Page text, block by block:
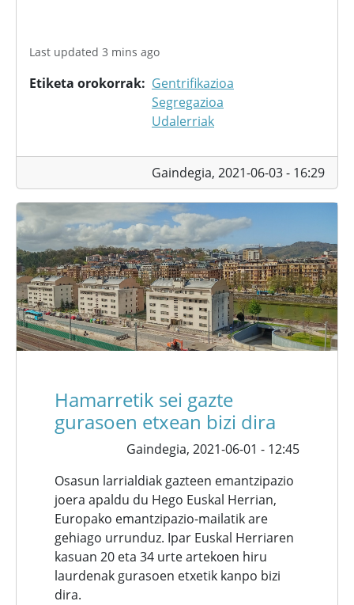
Last updated 3 mins ago
Etiketa orokorrak
Gentrifikazioa
Segregazioa
Udalerriak
Gaindegia, 2021-06-03 - 16:29
Hamarretik sei gazte
gurasoen etxean bizi dira
Gaindegia, 2021-06-01 - 12:45
Osasun larrialdiak gazteen emantzipazio
joera apaldu du Hego Euskal Herrian,
Europako emantzipazio-mailatik are
gehiago urrunduz. Ipar Euskal Herriaren
kasuan 20 eta 34 urte artekoen hiru
laurdenak gurasoen etxetik kanpo bizi
dira.